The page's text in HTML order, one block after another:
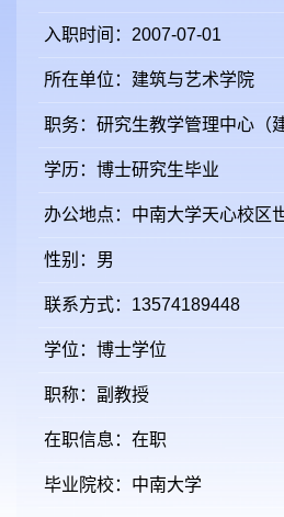
入职时间：2007-07-01
所在单位：建筑与艺术学院
职务：研究生教学管理中心（
学历：博士研究生毕业
办公地点：中南大学天心校区
性别：男
联系方式：13574189448
学位：博士学位
职称：副教授
在职信息：在职
毕业院校：中南大学